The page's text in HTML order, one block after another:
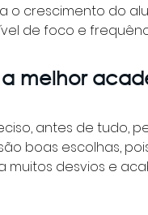
o crescimento do
de foco e
melhor
antes de tudo,
boas escolhas,
muitos desvios e